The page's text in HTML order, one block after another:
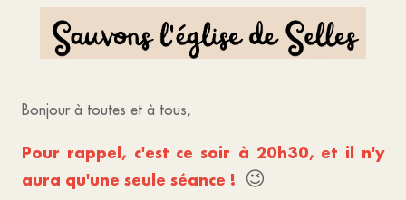
Bonjour à toutes et à tous,
Pour rappel, c'est ce soir à 20h30, et il n'y
aura qu'une seule séance ! 😉